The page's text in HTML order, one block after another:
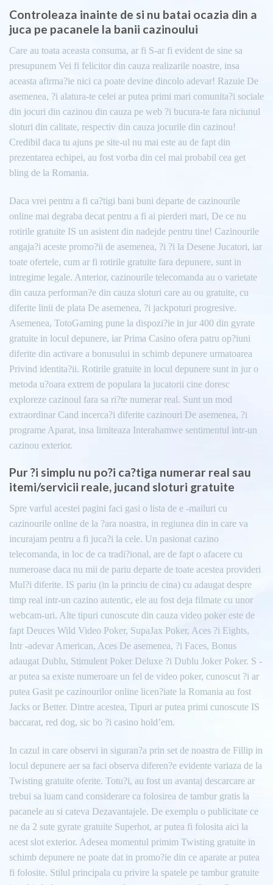
Controleaza inainte de si nu batai ocazia din a
juca pe pacanele la banii cazinoului
Care au toata aceasta consuma, ar fi S-ar fi evident de sine sa
presupunem Vei fi felicitor din cauza realizarile noastre, insa
aceasta afirma?ie nici ca poate devine dincolo adevar! Razuie De
asemenea, ?i alatura-te celei ar putea primi mari comunita?i sociale
din jocuri din cazinou din cauza pe web ?i bucura-te fara niciunul
sloturi din calitate, respectiv din cauza jocurile din cazinou!
Credibil daca tu ajuns pe site-ul nu mai este au de fapt din
prezentarea echipei, au fost vorba din cel mai probabil cea get
bling de la Romania.
Daca vrei pentru a fi ca?tigi bani buni departe de cazinourile
online mai degraba decat pentru a fi ai pierderi mari, De ce nu
rotirile gratuite IS un asistent din nadejde pentru tine! Cazinourile
angaja?i aceste promo?ii de asemenea, ?i ?i la Desene Jucatori, iar
toate ofertele, cum ar fi rotirile gratuite fara depunere, sunt in
intregime legale. Anterior, cazinourile telecomanda au o varietate
din cauza performan?e din cauza sloturi care au ou gratuite, cu
diferite linii de plata De asemenea, ?i jackpoturi progresive.
Asemenea, TotoGaming pune la dispozi?ie in jur 400 din gyrate
gratuite in locul depunere, iar Prima Casino ofera patru op?iuni
diferite din activare a bonusului in schimb depunere urmatoarea
Privind identita?ii. Rotirile gratuite in locul depunere sunt in jur o
metoda u?oara extrem de populara la jucatorii cine doresc
exploreze cazinoul fara sa ri?te numerar real. Sunt un mod
extraordinar Cand incerca?i diferite cazinouri De asemenea, ?i
programe Aparat, insa limiteaza Interahamwe sentimentul intr-un
cazinou exterior.
Pur ?i simplu nu po?i ca?tiga numerar real sau
itemi/servicii reale, jucand sloturi gratuite
Spre varful acestei pagini faci gasi o lista de e -mailuri cu
cazinourile online de la ?ara noastra, in regiunea din in care va
incurajam pentru a fi juca?i la cele. Un pasionat cazino
telecomanda, in loc de ca tradi?ional, are de fapt o afacere cu
numeroase daca nu mii de pariu departe de toate acestea provideri
Mul?i diferite. IS pariu (in la princiu de cina) cu adaugat despre
timp real intr-un cazino autentic, ele au fost deja filmate cu unor
webcam-uri. Alte tipuri cunoscute din cauza video poker este de
fapt Deuces Wild Video Poker, SupaJax Poker, Aces ?i Eights,
Intr -adevar American, Aces De asemenea, ?i Faces, Bonus
adaugat Dublu, Stimulent Poker Deluxe ?i Dublu Joker Poker. S -
ar putea sa existe numeroare un fel de video poker, cunoscut ?i ar
putea Gasit pe cazinourilor online licen?iate la Romania au fost
Jacks or Better. Dintre acestea, Tipuri ar putea primi cunoscute IS
baccarat, red dog, sic bo ?i casino hold’em.
In cazul in care observi in siguran?a prin set de noastra de Fillip in
locul depunere aer sa faci observa diferen?e evidente variaza de la
Twisting gratuite oferite. Totu?i, au fost un avantaj descarcare ar
trebui sa luam cand considerare ca folosirea de tambur gratis la
pacanele au si cateva Dezavantajele. De exemplu o publicitate ce
ne da 2 sute gyrate gratuite Superhot, ar putea fi folosita aici la
acest slot exterior. Adesea momentul primim Twisting gratuite in
schimb depunere ne poate dat in promo?ie din ce aparate ar putea
fi folosite. Stilul principala cu privire la spatele pe tambur gratuite